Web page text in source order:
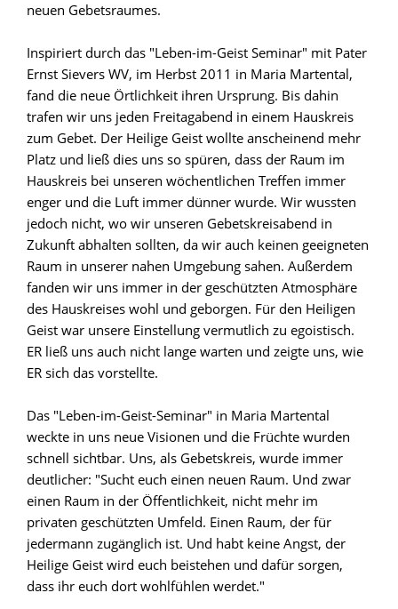
neuen Gebetsraumes.
Inspiriert durch das "Leben-im-Geist Seminar" mit Pater
Ernst Sievers WV, im Herbst 2011 in Maria Martental,
fand die neue Örtlichkeit ihren Ursprung. Bis dahin
trafen wir uns jeden Freitagabend in einem Hauskreis
zum Gebet. Der Heilige Geist wollte anscheinend mehr
Platz und ließ dies uns so spüren, dass der Raum im
Hauskreis bei unseren wöchentlichen Treffen immer
enger und die Luft immer dünner wurde. Wir wussten
jedoch nicht, wo wir unseren Gebetskreisabend in
Zukunft abhalten sollten, da wir auch keinen geeigneten
Raum in unserer nahen Umgebung sahen. Außerdem
fanden wir uns immer in der geschützten Atmosphäre
des Hauskreises wohl und geborgen. Für den Heiligen
Geist war unsere Einstellung vermutlich zu egoistisch.
ER ließ uns auch nicht lange warten und zeigte uns, wie
ER sich das vorstellte.
Das "Leben-im-Geist-Seminar" in Maria Martental
weckte in uns neue Visionen und die Früchte wurden
schnell sichtbar. Uns, als Gebetskreis, wurde immer
deutlicher: "Sucht euch einen neuen Raum. Und zwar
einen Raum in der Öffentlichkeit, nicht mehr im
privaten geschützten Umfeld. Einen Raum, der für
jedermann zugänglich ist. Und habt keine Angst, der
Heilige Geist wird euch beistehen und dafür sorgen,
dass ihr euch dort wohlfühlen werdet."